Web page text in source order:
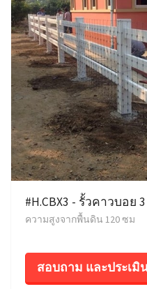
#H.CBX3 - รั้วคาวบอย
ความสูงจากพื้นดิน 120 ซม
สอบถาม และประเมิ